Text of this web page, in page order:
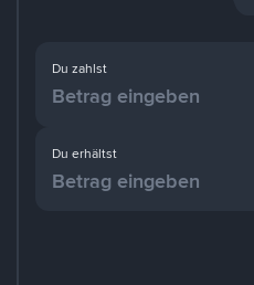
Du zahlst
Du erhältst